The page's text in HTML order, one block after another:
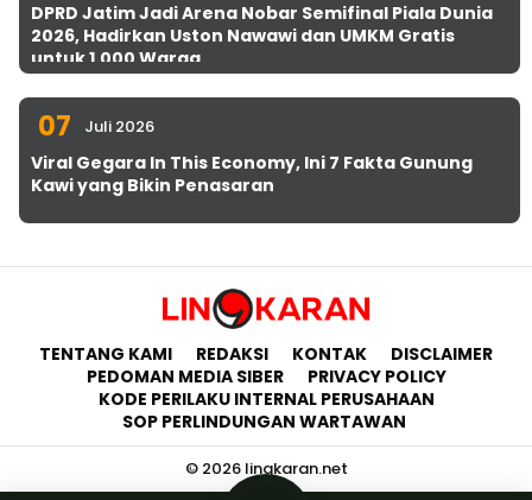
DPRD Jatim Jadi Arena Nobar Semifinal Piala Dunia
2026, Hadirkan Uston Nawawi dan UMKM Gratis
untuk 1.000 Warga
07 Juli 2026
Viral Gegara In This Economy, Ini 7 Fakta Gunung
Kawi yang Bikin Penasaran
TENTANG KAMI REDAKSI KONTAK
DISCLAIMER
PEDOMAN MEDIA SIBER
PRIVACY POLICY
KODE PERILAKU INTERNAL PERUSAHAAN
SOP PERLINDUNGAN WARTAWAN
© 2026 lingkaran.net